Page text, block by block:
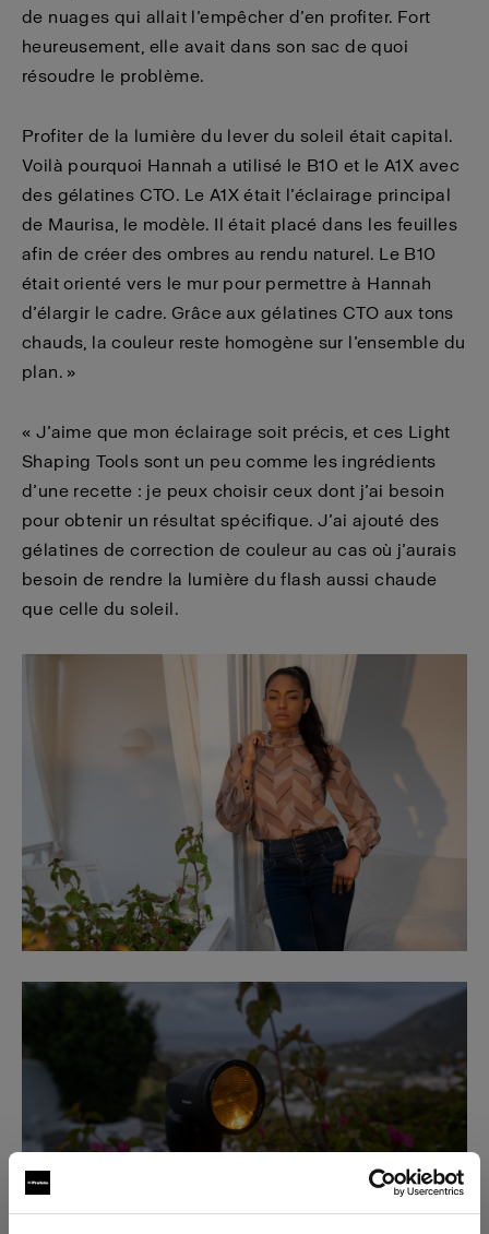
de nuages qui allait l’empêcher d’en profiter. Fort
heureusement, elle avait dans son sac de quoi
résoudre le problème.
Profiter de la lumière du lever du soleil était capital.
Voilà pourquoi Hannah a utilisé le B10 et le A1X avec
des gélatines CTO. Le A1X était l’éclairage principal
de Maurisa, le modèle. Il était placé dans les feuilles
afin de créer des ombres au rendu naturel. Le B10
était orienté vers le mur pour permettre à Hannah
d’élargir le cadre. Grâce aux gélatines CTO aux tons
chauds, la couleur reste homogène sur l’ensemble du
plan. »
« J’aime que mon éclairage soit précis, et ces Light
Shaping Tools sont un peu comme les ingrédients
d’une recette : je peux choisir ceux dont j’ai besoin
pour obtenir un résultat spécifique. J’ai ajouté des
gélatines de correction de couleur au cas où j’aurais
besoin de rendre la lumière du flash aussi chaude
que celle du soleil.